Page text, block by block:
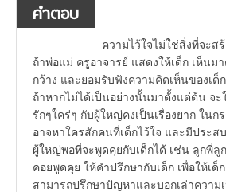
คำตอบ
ความไว้ใจไม่ใช่สิ่งที่จะสร้า
ถ้าพ่อแม่ ครูอาจารย์ แสดงให้เด็ก เห็นม
กว้าง และยอมรับฟังความคิดเห็นของเด็
ถ้าหากไม่ได้เป็นอย่างนั้นมาตั้งแต่ต้น จะใ
รักๆใคร่ๆ กับผู้ใหญ่คงเป็นเรื่องยาก ใน
อาจหาใครสักคนที่เด็กไว้ใจ และมีประ
ผู้ใหญ่พอที่จะพูดคุยกับเด็กได้ เช่น ลูกพี่ลู
คอยพูดคุย ให้คำปรึกษากับเด็ก เพื่อให้เด็
สามารถปรึกษาปัญหาและบอกเล่าควา